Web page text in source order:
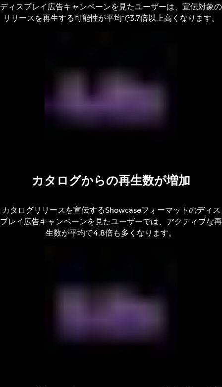
ディスプレイ広告キャンペーンを見たユーザーは、宣伝対象の
リリースを再生する可能性が平均で3.7倍以上高くなります。
カタログからの再生数が増加
カタログリリースを宣伝するShowcaseフォーマットのディス
プレイ広告キャンペーンを見たユーザーでは、アクティブな再
生数が平均で4.8倍も多くなります。